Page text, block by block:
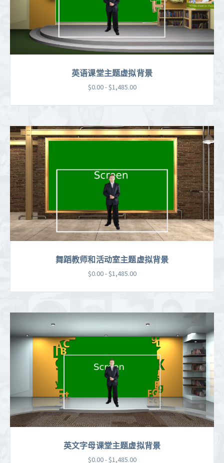
英语课堂主题虚拟背景
$0.00 - $1,485.00
舞蹈教师和活动室主题虚拟背景
$0.00 - $1,485.00
英文字母课堂主题虚拟背景
$0.00 - $1,485.00